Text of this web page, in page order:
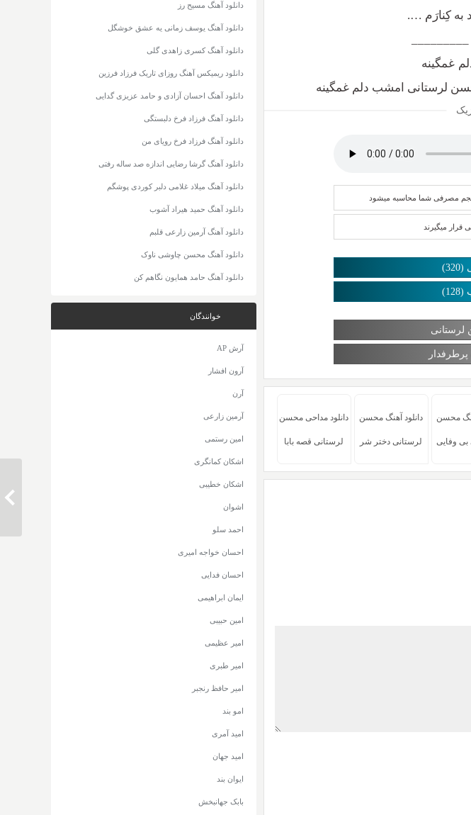
به کِنارَم ….
غمگینه
لرستانی امشب دلم غمگینه
مصرفی شما محاسبه میشود
قرار میگیرند
لرستانی
پرطرفدار
محسن
بی وفایی
دانلود آهنگ محسن
لرستانی دختر شر
دانلود مداحی محسن
لرستانی قصه بابا
دانلود آهنگ مسیح رز
دانلود آهنگ یوسف زمانی یه عشق خوشگل
دانلود آهنگ کسری زاهدی گلی
دانلود ریمیکس آهنگ روزای تاریک فرزاد فرزین
دانلود آهنگ احسان آزادی و حامد عزیزی گدایی
دانلود آهنگ فرزاد فرخ دلبستگی
دانلود آهنگ فرزاد فرخ رویای من
دانلود آهنگ گرشا رضایی اندازه صد ساله رفتی
دانلود آهنگ میلاد غلامی دلبر کوردی پوشگم
دانلود آهنگ حمید هیراد آشوب
دانلود آهنگ آرمین زارعی قلبم
دانلود آهنگ محسن چاوشی ناوک
دانلود آهنگ حامد همایون نگاهم کن
خوانندگان
آرش AP
آرون افشار
آرن
آرمین زارعی
امین رستمی
اشکان کمانگری
اشکان خطیبی
اشوان
احمد سلو
احسان خواجه امیری
احسان فدایی
ایمان ابراهیمی
امین حبیبی
امیر عظیمی
امیر طبری
امیر حافظ رنجبر
امو بند
امید آمری
امید جهان
ایوان بند
بابک جهانبخش